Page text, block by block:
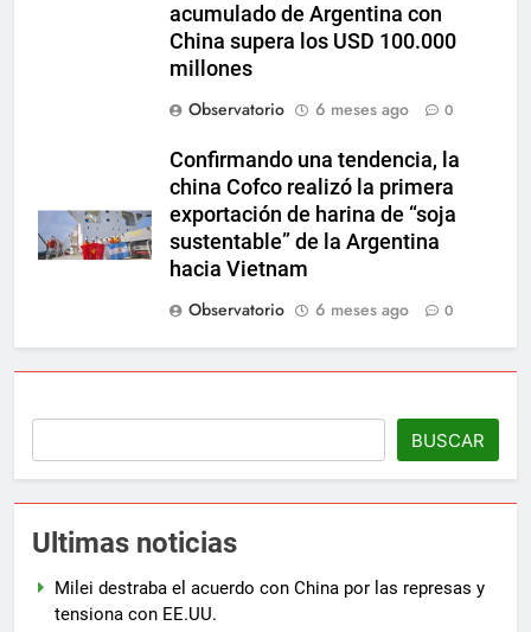
acumulado de Argentina con
China supera los USD 100.000
millones
Observatorio
6 meses ago 0
Confirmando una tendencia, la
china Cofco realizó la primera
exportación de harina de “soja
sustentable” de la Argentina
hacia Vietnam
Observatorio
6 meses ago 0
BUSCAR
Ultimas noticias
Milei destraba el acuerdo con China por las represas y
tensiona con EE.UU.